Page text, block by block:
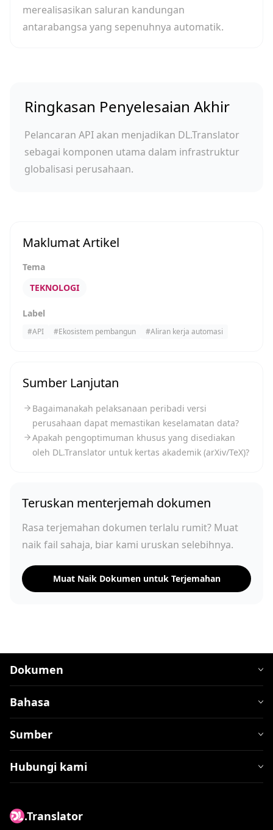
merealisasikan saluran kandungan
antarabangsa yang sepenuhnya automatik.
Ringkasan Penyelesaian Akhir
Pelancaran API akan menjadikan DL.Translator
sebagai komponen utama dalam infrastruktur
globalisasi perusahaan.
Maklumat Artikel
Tema
TEKNOLOGI
Label
#API #Ekosistem pembangun #Aliran kerja automasi
Sumber Lanjutan
Bagaimanakah pelaksanaan peribadi versi
perusahaan dapat memastikan keselamatan data?
Apakah pengoptimuman khusus yang disediakan
oleh DL.Translator untuk kertas akademik (arXiv/TeX)?
Teruskan menterjemah dokumen
Rasa terjemahan dokumen terlalu rumit? Muat
naik fail sahaja, biar kami uruskan selebihnya.
Muat Naik Dokumen untuk Terjemahan
Dokumen
Bahasa
Sumber
Hubungi kami
.Translator